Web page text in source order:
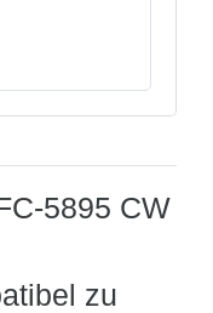
5895 CW
zu